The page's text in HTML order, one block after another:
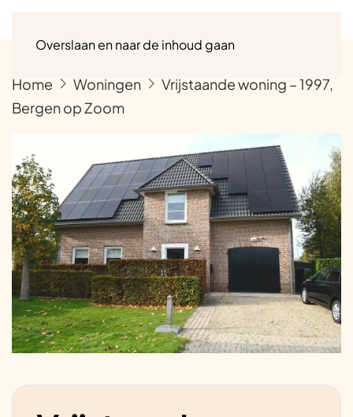
Overslaan en naar de inhoud gaan
Home Woningen
Vrijstaande woning – 1997,
Bergen op Zoom